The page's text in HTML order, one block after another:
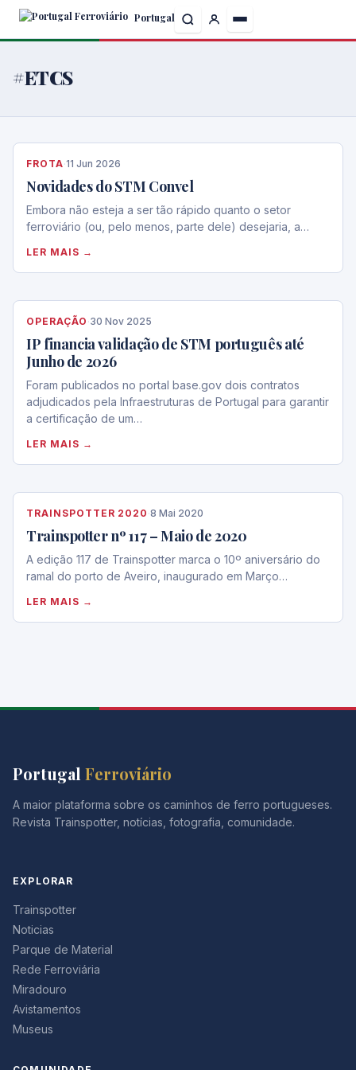
Skip
content
Portugal
#ETCS
FROTA·11 Jun 2026
Novidades do STM Convel
Embora não esteja a ser tão rápido quanto o setor
ferroviário (ou, pelo menos, parte dele) desejaria, a…
LER MAIS →
OPERAÇÃO ·30 Nov 2025
IP financia validação de STM português até
Junho de 2026
Foram publicados no portal base.gov dois contratos
adjudicados pela Infraestruturas de Portugal para garantir
a certificação de um…
LER MAIS →
TRAINSPOTTER 2020 ·8 Mai 2020
Trainspotter nº 117 – Maio de 2020
A edição 117 de Trainspotter marca o 10º aniversário do
ramal do porto de Aveiro, inaugurado em Março…
LER MAIS →
Portugal Ferroviário
A maior plataforma sobre os caminhos de ferro portugueses.
Revista Trainspotter, notícias, fotografia, comunidade.
EXPLORAR
Trainspotter
Noticias
Parque de Material
Rede Ferroviária
Miradouro
Avistamentos
Museus